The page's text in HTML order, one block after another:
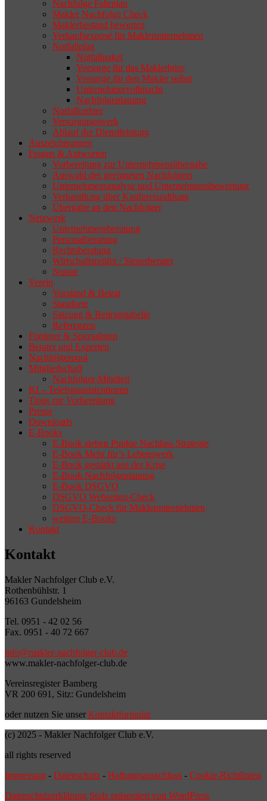
Nachfolge Fahrplan
Makler Nachfolge Check
Maklerbestand bewerten
Verkaufsexposé für Maklerunternehmen
Notfallplan
Notfallpaket
Vorsorge für das Maklerbüro
Vorsorge für den Makler selbst
Unternehmervollmacht
Nachfolgeplanung
Notfallordner
Versorgungswerk
Ablauf der Dienstleistung
Auszeichnungen
Fragen & Antworten
Vorbereitung zur Unternehmensübergabe
Auswahl des geeigneten Nachfolgers
Unternehmensanalyse und Unternehmensbewertung
Verhandlung über Kaufpreiszahlung
Übergabe an den Nachfolger
Netzwerk
Unternehmensberatung
Personalberatung
Rechtsberatung
Wirtschaftsprüfer / Steuerberater
Notare
Verein
Vorstand & Beirat
Standorte
Satzung & Beitragstabelle
Referenzen
Förderer & Spezialisten
Berater und Experten
Nachfolgerpool
Mitgliedschaft
Nachfolger-Mitglied
KI – Telefonassistentinnen
Tipps zur Vorbereitung
Presse
Downloads
E-Books
E-Book sieben Punkte Nachlass Strategie
E-Book Mehr für’s Lebenswerk
E-Book gestärkt aus der Krise
E-Book Nachfolgeplanung
E-Book DSGVO
DSGVO Webseiten-Check
DSGVO-Check für Maklerunternehmen
weitere E-Books
Kontakt
Kontakt
Makler Nachfolger Club e.V.
Rothenbühlstr. 1
96163 Gundelsheim
Tel. 0951 - 42 02 56
Fax. 0951 - 40 72 667
info@makler-nachfolger-club.de
www.makler-nachfolger-club.de
Vereinsregister Bamberg
VR 200 691, Sitz: Gundelsheim
oder nutzen Sie unser Kontaktformular
(c) 2025 - Makler Nachfolger Club e.V.
all rights reserved
Impressum - Datenschutz - Haftungsausschluss - Cookie-Richtlinien
Datenschutzerklärung Stolz präsentiert von WordPress